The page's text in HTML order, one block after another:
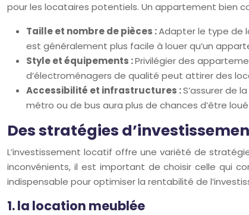
pour les locataires potentiels. Un appartement bien
Taille et nombre de pièces :Adapter le type de
est généralement plus facile à louer qu’un
Style et équipements :Privilégier des
d’électroménagers de qualité peut attirer des
Accessibilité et infrastructures :S’assurer de
métro ou de bus aura plus de chances d’être
Des stratégies
L’investissement locatif offre une variété de
inconvénients, il est important de choisir celle qui
indispensable pour optimiser la rentabilité de
1. la location meublée